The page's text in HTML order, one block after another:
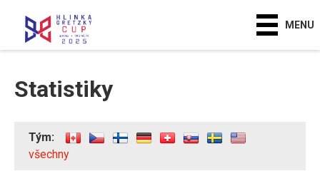
MENU
Statistiky
Tým:
všechny